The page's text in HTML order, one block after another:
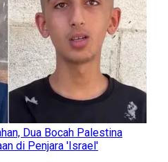
Dua Bocah Palestina
di Penjara 'Israel'